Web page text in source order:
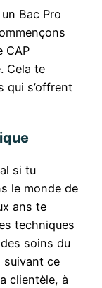
Bac Pro
CAP
Cela te
qui s’offrent
si tu
le monde de
ans te
techniques
soins du
suivant ce
clientèle, à